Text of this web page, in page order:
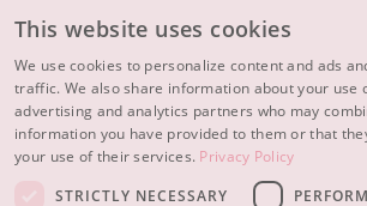
Peau mixte ou grasse
Peau mature
Peau ménopausée
À PROPOS
CONSEILS BEAUTÉ
This website uses cookies
We use cookies to personalize content and ads
traffic. We also share information about your use
advertising and analytics partners who may
information you have provided to them or that
your use of their services. Privacy Policy
STRICTLY NECESSARY